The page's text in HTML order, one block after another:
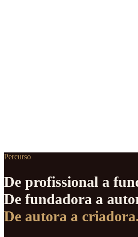
Percurso
De profissional a
De fundadora a
De autora a